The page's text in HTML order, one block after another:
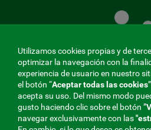
共
同
基
金
MENÚ
Utilizamos cookies propias y de
optimizar la navegación con la
experiencia de usuario en nuestro
el botón “Aceptar todas las cookies
acepta su uso. Del mismo modo
gusto haciendo clic sobre el botón ”
navegar exclusivamente con las